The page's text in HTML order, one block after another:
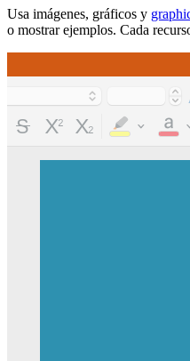
Usa imágenes, gráficos y
o mostrar ejemplos. Cada